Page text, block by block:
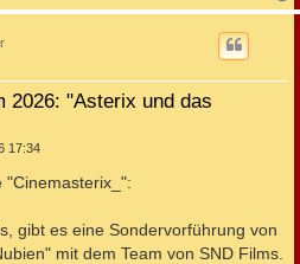
a
2026: "Asterix und das
17:34
"Cinemasterix_":
gibt es eine Sondervorführung von
mit dem Team von SND Films.